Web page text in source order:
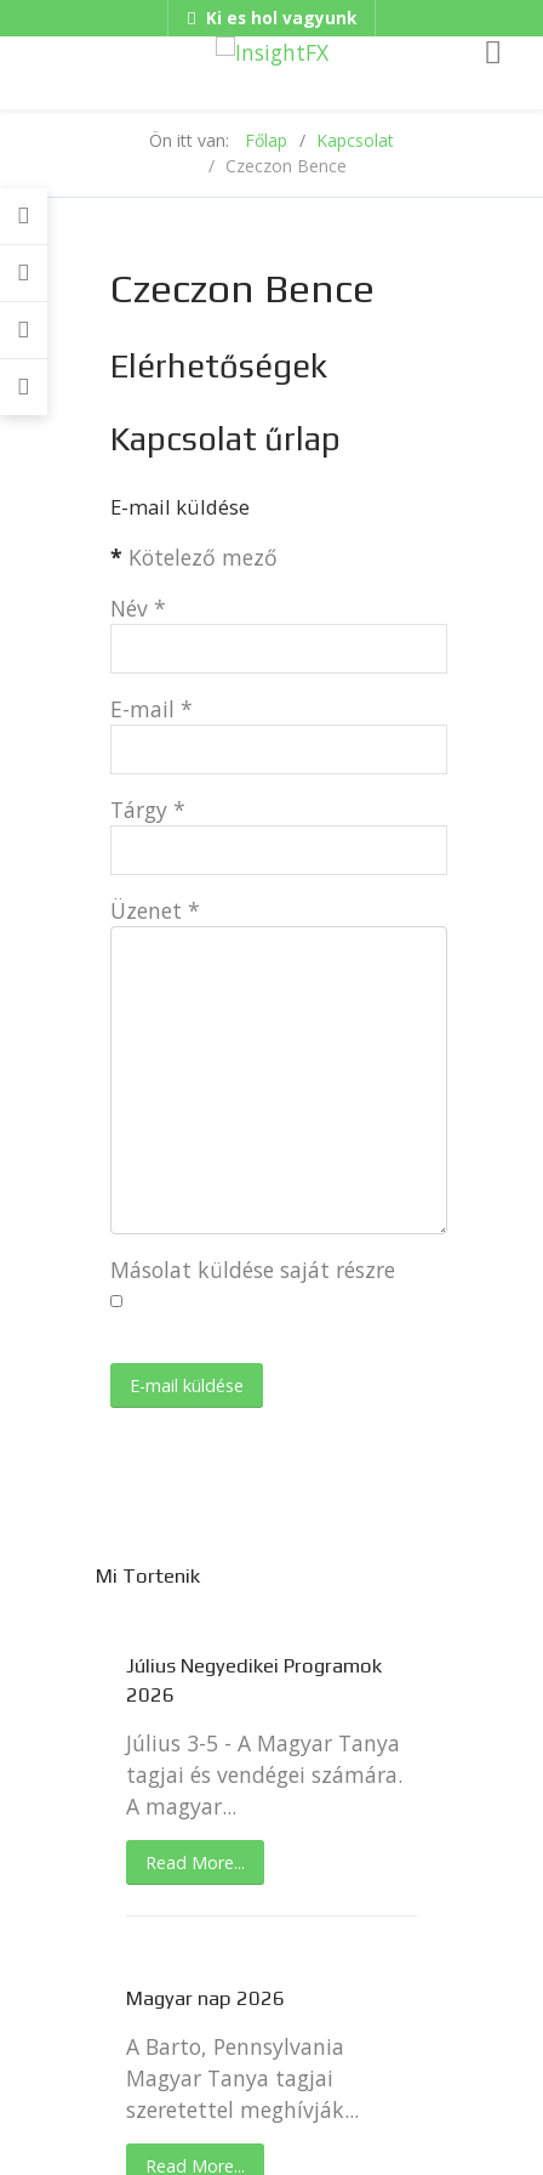
Ki es hol vagyunk
Ön itt van: Főlap
Kapcsolat
Czeczon Bence
Czeczon Bence
Elérhetőségek
Kapcsolat űrlap
E-mail küldése
* Kötelező mező
Név *
E-mail *
Tárgy *
Üzenet *
Másolat küldése saját részre
E-mail küldése
Mi Tortenik
Július Negyedikei Programok
2026
Július 3-5 - A Magyar Tanya
tagjai és vendégei számára.
A magyar...
Read More...
Magyar nap 2026
A Barto, Pennsylvania
Magyar Tanya tagjai
szeretettel meghívják...
Read More...